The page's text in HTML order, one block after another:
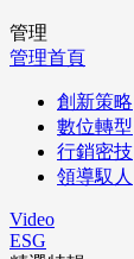
管理
管理首頁
創新策略
數位轉型
行銷密技
領導馭人
Video
ESG